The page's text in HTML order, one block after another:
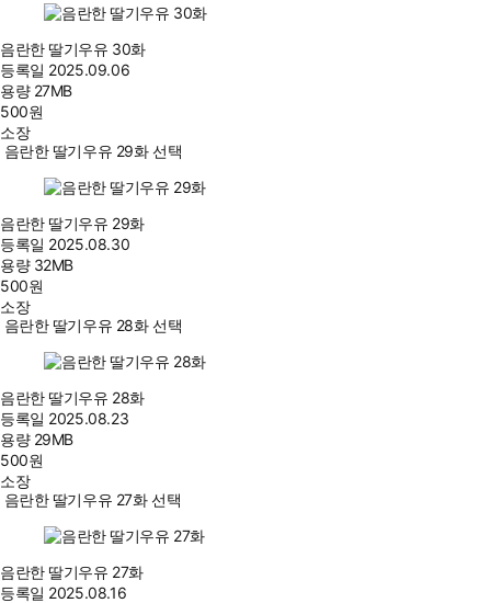
음란한 딸기우유 30화
등록일 2025.09.06
용량 27MB
500원
소장
음란한 딸기우유 29화 선택
음란한 딸기우유 29화
등록일 2025.08.30
용량 32MB
500원
소장
음란한 딸기우유 28화 선택
음란한 딸기우유 28화
등록일 2025.08.23
용량 29MB
500원
소장
음란한 딸기우유 27화 선택
음란한 딸기우유 27화
등록일 2025.08.16